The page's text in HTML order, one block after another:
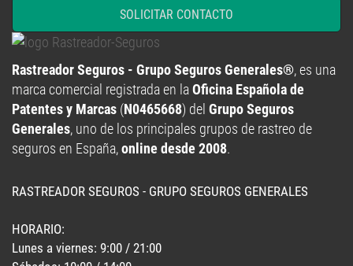
Rastreador Seguros - Grupo Seguros Generales®
marca comercial registrada en laOficina Española de
Patentes y Marcas(N0465668) delGrupo Seguros
Generales, uno de los principales grupos de rastreo de
seguros en España,online desde 2008.
Lunes a viernes: 9:00 / 21:00
Sábados: 10:00 / 14:00